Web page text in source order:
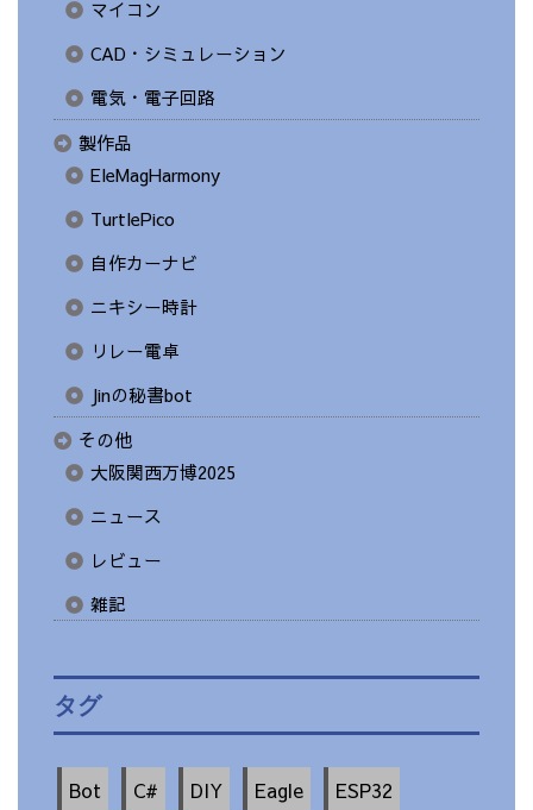
マイコン
CAD・シミュレーション
電気・電子回路
製作品
EleMagHarmony
TurtlePico
自作カーナビ
ニキシー時計
リレー電卓
Jinの秘書bot
その他
大阪関西万博2025
ニュース
レビュー
雑記
タグ
Bot C# DIY Eagle
ESP32